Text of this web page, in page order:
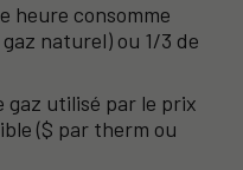
heure consomme
naturel) ou 1/3 de
gaz utilisé par le prix
($ par therm ou